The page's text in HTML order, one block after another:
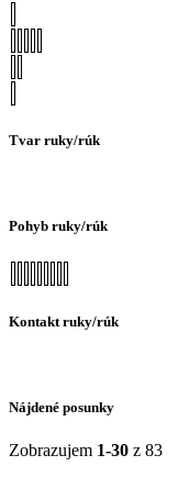
Tvar ruky/rúk
Pohyb ruky/rúk
Kontakt ruky/rúk
Nájdené posunky
Zobrazujem 1-30 z 83